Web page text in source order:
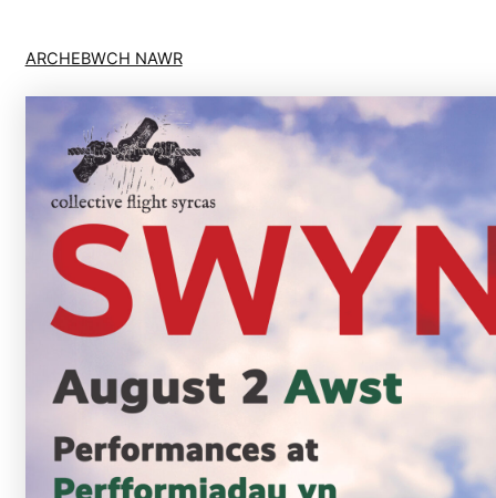
ARCHEBWCH NAWR